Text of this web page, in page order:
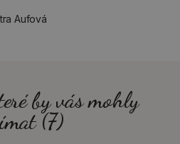
Aufová
by vás mohly
(7)